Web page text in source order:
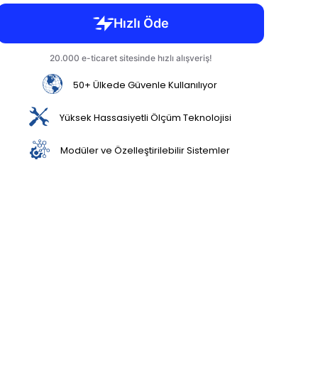
50+ Ülkede Güvenle Kullanılıyor
Yüksek Hassasiyetli Ölçüm Teknolojisi
Modüler ve Özelleştirilebilir Sistemler